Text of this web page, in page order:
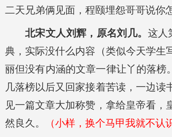
二天兄弟俩见面，程颐埋怨哥哥说你
北宋文人刘辉，原名刘几。 这人
典，实际没什么内容（类似今天学生
丽但没有内涵的文章一律让丫的落榜
几落榜以后又回家接着苦读，一边
见一篇文章大加称赞，拿给皇帝看
然良久。
（小样，换个马甲我就不认